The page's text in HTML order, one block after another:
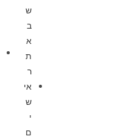
ש
ב
א
ת
ר
אי
ש
י
ם